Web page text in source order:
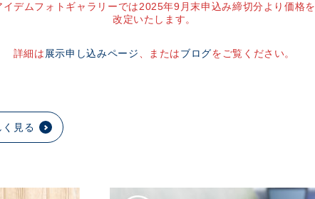
イデムフォトギャラリーでは2025年9月末申込み締切分より価格を
改定いたします。
詳細は展示申し込みページ、またはブログをご覧ください。
く見る